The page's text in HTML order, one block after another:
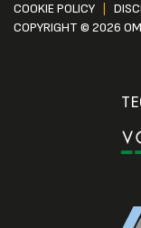
COOKIE POLICY
COPYRIGHT © 2026